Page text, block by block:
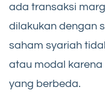
ada transaksi
dilakukan dengan
saham syariah
atau modal
yang berbeda.